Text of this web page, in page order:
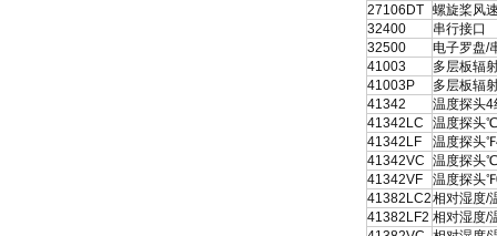
27106DT 螺旋桨风
32400
串行接口
32500
电子罗盘/
41003
多层板辐
41003P
多层板辐
41342
温度探头
41342LC
温度探头
41342LF
温度探头
41342VC 温度探头
41342VF
温度探头
41382LC2相对湿度/
41382LF2 相对湿度/